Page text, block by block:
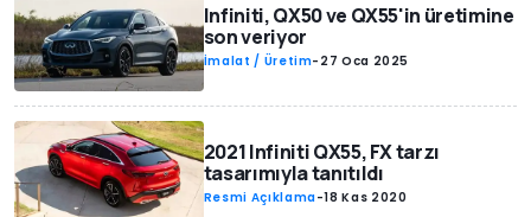
Infiniti, QX50 ve QX55'in üretimine
son veriyor
İmalat / Üretim- 27 Oca 2025
2021 Infiniti QX55, FX tarzı
tasarımıyla tanıtıldı
Resmi Açıklama-18 Kas 2020